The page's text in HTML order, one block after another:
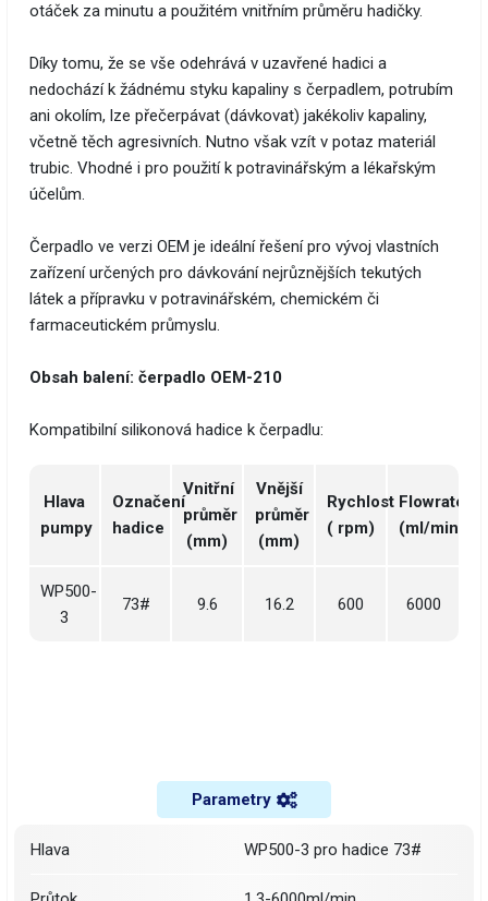
otáček za minutu a použitém vnitřním průměru hadičky.
Díky tomu, že se vše odehrává v uzavřené hadici a
nedochází k žádnému styku kapaliny s čerpadlem, potrubím
ani okolím, lze přečerpávat (dávkovat) jakékoliv kapaliny,
včetně těch agresivních. Nutno však vzít v potaz materiál
trubic. Vhodné i pro použití k potravinářským a lékařským
účelům.
Čerpadlo ve verzi OEM je ideální řešení pro vývoj vlastních
zařízení určených pro dávkování nejrůznějších tekutých
látek a přípravku v potravinářském, chemickém či
farmaceutickém průmyslu.
Obsah balení: čerpadlo OEM-210
Kompatibilní silikonová hadice k čerpadlu:
Hlava
pumpy
Označení
hadice
Vnitřní
průměr
(mm)
Vnější
průměr
(mm)
Rychlost
( rpm)
Flowrate
(ml/min)
WP500-
3
73# 9.6 16.2 600 6000
Parametry
Hlava WP500-3 pro hadice 73#